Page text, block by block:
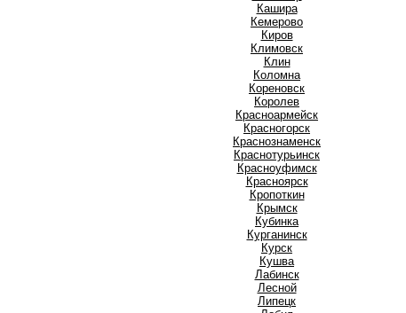
Кашира
Кемерово
Киров
Климовск
Клин
Коломна
Кореновск
Королев
Красноармейск
Красногорск
Краснознаменск
Краснотурьинск
Красноуфимск
Красноярск
Кропоткин
Крымск
Кубинка
Курганинск
Курск
Кушва
Лабинск
Лесной
Липецк